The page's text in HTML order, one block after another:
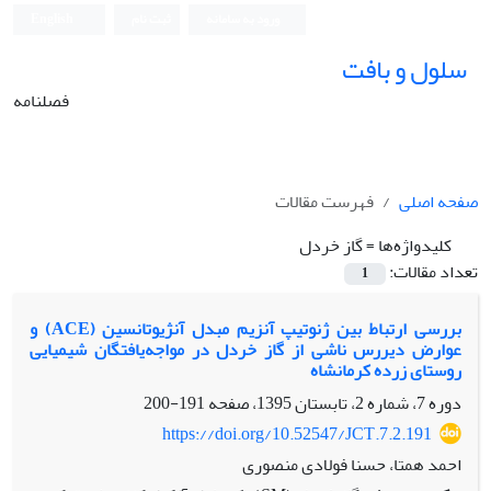
سلول و بافت
فصلنامه
صفحه اصلی
فهرست مقالات
کلیدواژه‌ها =گاز خردل
تعداد مقالات:
1
بررسی ارتباط بین ژنوتیپ آنزیم مبدل آنژیوتانسین (ACE) و
عوارض دیررس ناشی از گاز خردل در مواجه‌‌یافتگان شیمیایی
روستای زرده کرمانشاه
دوره 7، شماره 2، تابستان 1395، صفحه
191-200
https://doi.org/10.52547/JCT.7.2.191
احمد همتا، حسنا فولادی منصوری